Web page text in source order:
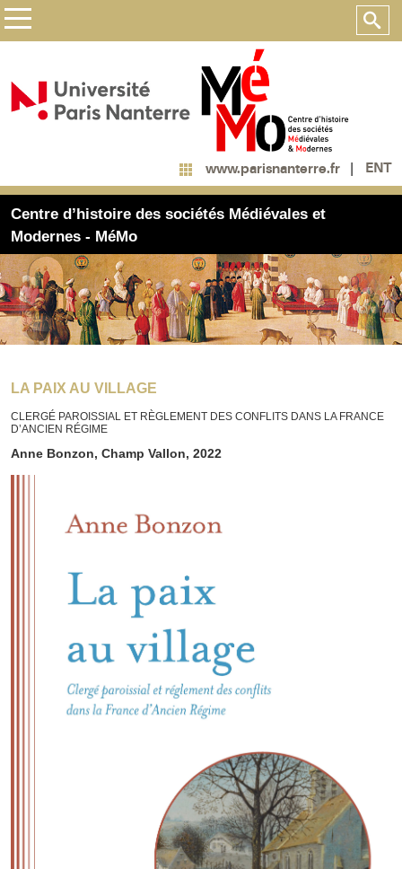
www.parisnanterre.fr ENT
Centre d’histoire des sociétés Médiévales et
Modernes - MéMo
LA PAIX AU VILLAGE
CLERGÉ PAROISSIAL ET RÈGLEMENT DES CONFLITS DANS LA FRANCE
D’ANCIEN RÉGIME
Anne Bonzon, Champ Vallon, 2022